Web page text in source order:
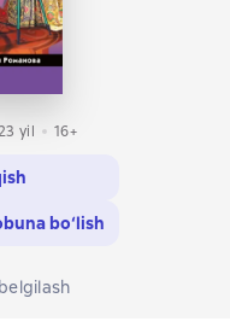
yil 16+
bo‘lish